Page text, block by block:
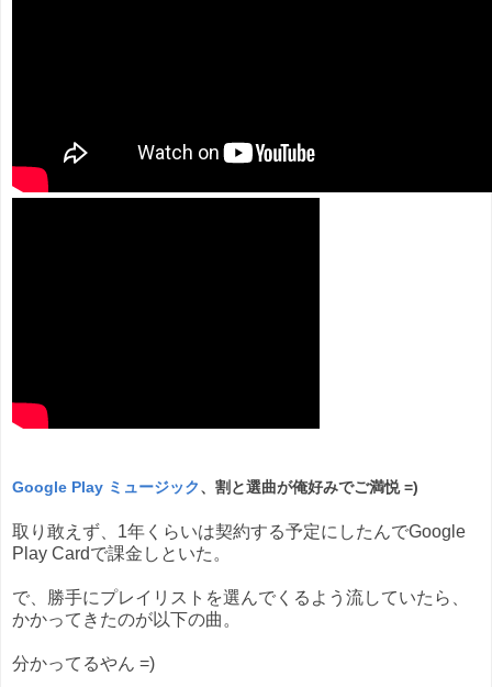
Google Play ミュージック、割と選曲が俺好みでご満悦 =)
取り敢えず、1年くらいは契約する予定にしたんでGoogle
Play Cardで課金しといた。
で、勝手にプレイリストを選んでくるよう流していたら、
かかってきたのが以下の曲。
分かってるやん =)